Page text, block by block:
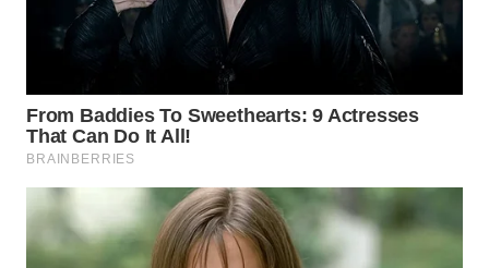
WN
TANGERANG
WN
BINJAI
CIREBON